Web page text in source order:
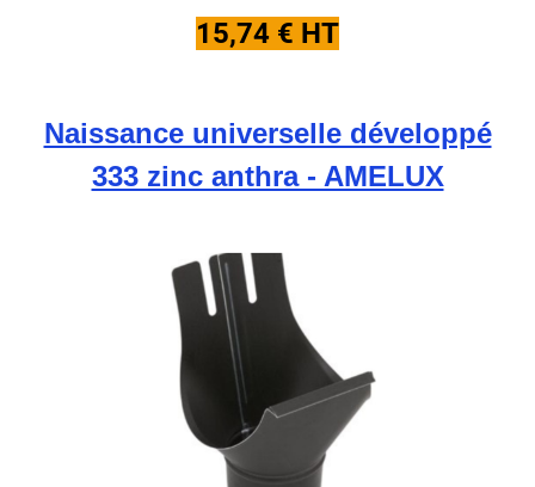
15,74 € HT
Naissance universelle développé
333 zinc anthra - AMELUX